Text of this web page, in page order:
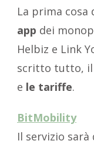
La prima cosa
app dei
Helbiz e Link
scritto tutto, il
e le tariffe.
BitMobility
Il servizio